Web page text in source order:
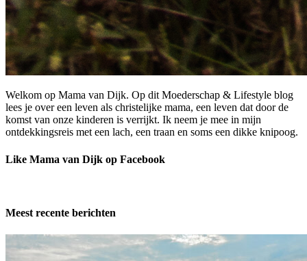
Welkom op Mama van Dijk. Op dit Moederschap & Lifestyle blog
lees je over een leven als christelijke mama, een leven dat door de
komst van onze kinderen is verrijkt. Ik neem je mee in mijn
ontdekkingsreis met een lach, een traan en soms een dikke knipoog.
Like Mama van Dijk op Facebook
Meest recente berichten